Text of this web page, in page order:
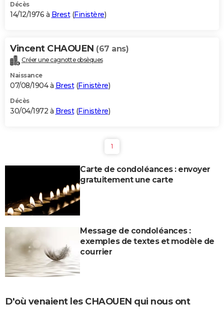
Décès
14/12/1976 à Brest(Finistère)
Vincent CHAOUEN (67 ans)
Créer une cagnotte obsèques
Naissance
07/08/1904 à Brest(Finistère)
Décès
30/04/1972 à Brest(Finistère)
1
Carte de condoléances : envoyer
gratuitement une carte
Message de condoléances :
exemples de textes et modèle de
courrier
D'où venaient les CHAOUEN qui nous ont